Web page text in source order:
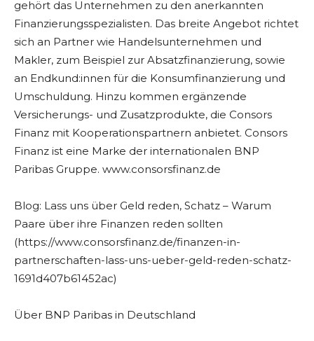
gehört das Unternehmen zu den anerkannten
Finanzierungsspezialisten. Das breite Angebot richtet
sich an Partner wie Handelsunternehmen und
Makler, zum Beispiel zur Absatzfinanzierung, sowie
an Endkund:innen für die Konsumfinanzierung und
Umschuldung. Hinzu kommen ergänzende
Versicherungs- und Zusatzprodukte, die Consors
Finanz mit Kooperationspartnern anbietet. Consors
Finanz ist eine Marke der internationalen BNP
Paribas Gruppe. www.consorsfinanz.de
Blog: Lass uns über Geld reden, Schatz – Warum
Paare über ihre Finanzen reden sollten
(https://www.consorsfinanz.de/finanzen-in-
partnerschaften-lass-uns-ueber-geld-reden-schatz-
1691d407b61452ac)
Über BNP Paribas in Deutschland